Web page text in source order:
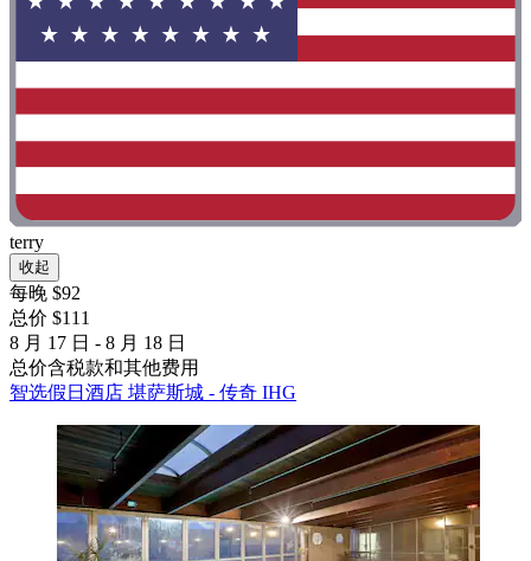
terry
收起
每晚 $92
总价 $111
8 月 17 日 - 8 月 18 日
总价含税款和其他费用
智选假日酒店 堪萨斯城 - 传奇 IHG